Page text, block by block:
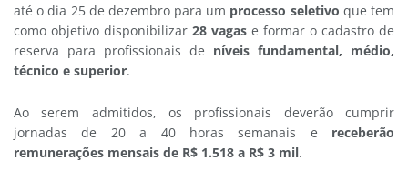
até o dia 25 de dezembro para um processo seletivo que tem
como objetivo disponibilizar 28 vagas e formar o cadastro de
reserva para profissionais de níveis fundamental, médio,
técnico e superior.
Ao serem admitidos, os profissionais deverão cumprir
jornadas de 20 a 40 horas semanais e receberão
remunerações mensais de R$ 1.518 a R$ 3 mil.